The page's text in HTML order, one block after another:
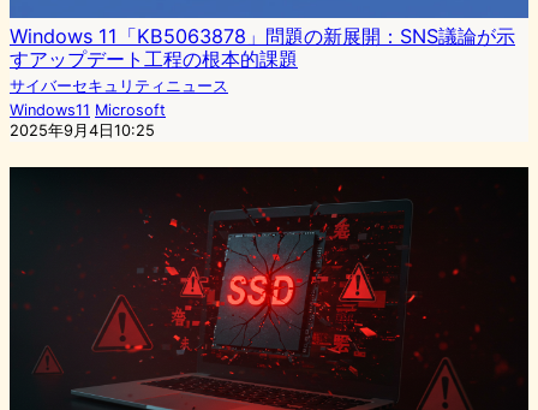
Windows 11「KB5063878」問題の新展開：SNS議論が示
すアップデート工程の根本的課題
サイバーセキュリティニュース
Windows11 Microsoft
2025年9月4日10:25